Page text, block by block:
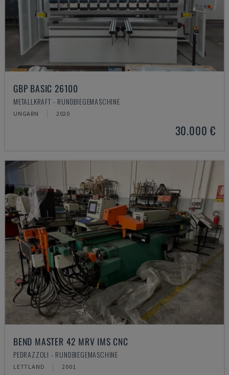
GBP BASIC 26100
METALLKRAFT - RUNDBIEGEMASCHINE
UNGARN 2020
30.000 €
BEND MASTER 42 MRV IMS CNC
PEDRAZZOLI - RUNDBIEGEMASCHINE
LETTLAND 2001